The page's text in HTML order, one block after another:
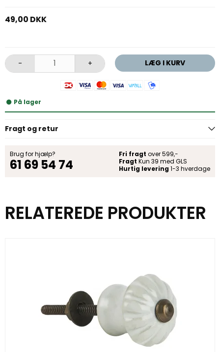
49,00 DKK
- + LÆG I KURV
På lager
Fragt og retur
Brug for hjælp?
61 69 54 74
Fri fragt over 599,-
Fragt Kun 39 med GLS
Hurtig levering 1-3 hverdage
RELATEREDE PRODUKTER